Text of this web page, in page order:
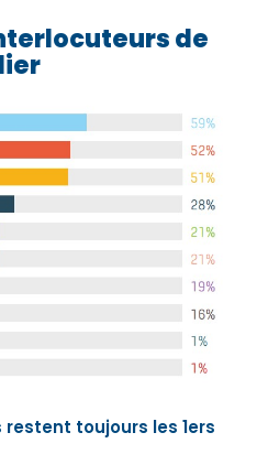
de
toujours les 1ers